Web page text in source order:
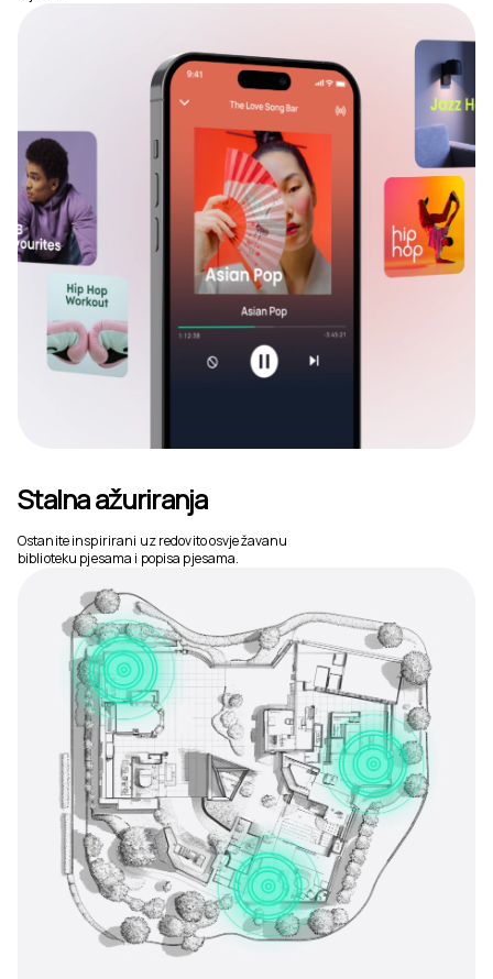
Stalna ažuriranja
Ostanite inspirirani uz redovito osvježavanu
biblioteku pjesama i popisa pjesama.